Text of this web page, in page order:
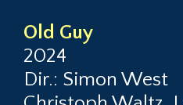
Old Guy
2024
Dir.: Simon West